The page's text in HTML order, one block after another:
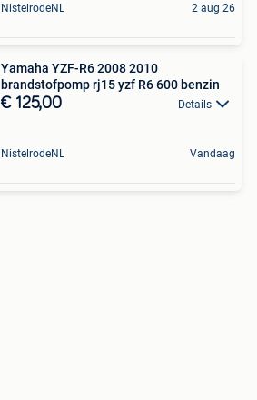
NistelrodeNL 2 aug 26
Yamaha YZF-R6 2008 2010
brandstofpomp rj15 yzf R6 600 benzin
€ 125,00 Details
NistelrodeNL Vandaag